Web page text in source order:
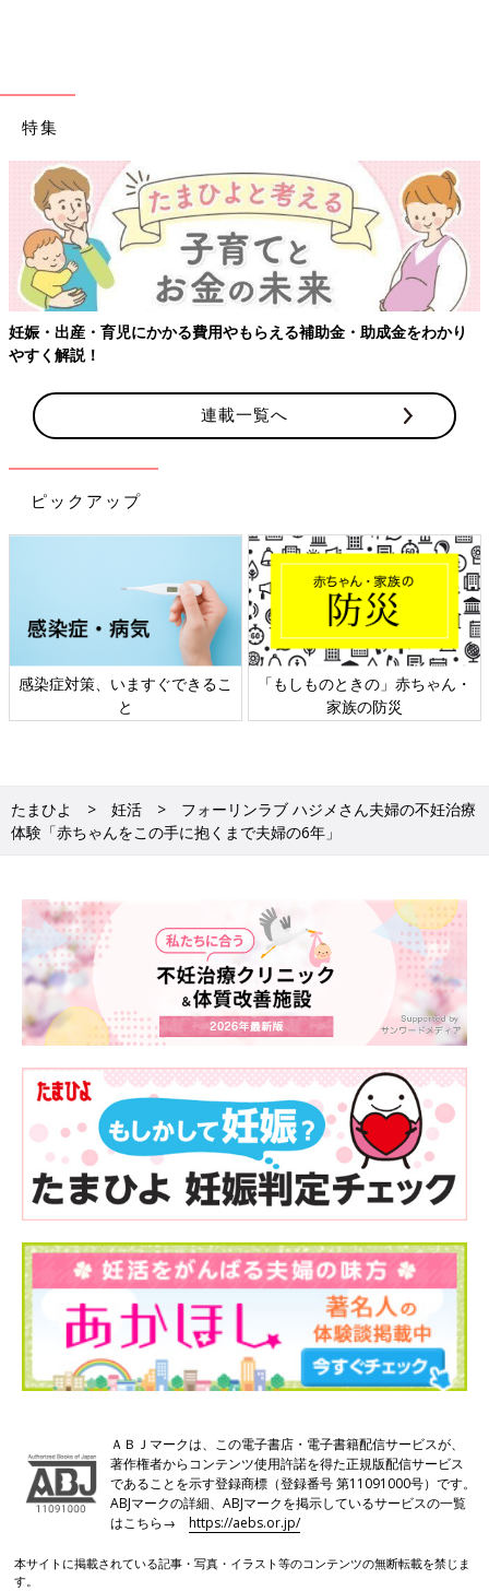
特集
妊娠・出産・育児にかかる費用やもらえる補助金・助成金をわかり
やすく解説！
連載一覧へ
ピックアップ
感染症対策、いますぐできるこ
と
「もしものときの」赤ちゃん・
家族の防災
たまひよ 妊活
フォーリンラブ ハジメさん夫婦の不妊治療
体験「赤ちゃんをこの手に抱くまで夫婦の6年」
ＡＢＪマークは、この電子書店・電子書籍配信サービスが、
著作権者からコンテンツ使用許諾を得た正規版配信サービス
であることを示す登録商標（登録番号 第11091000号）です。
ABJマークの詳細、ABJマークを掲示しているサービスの一覧
はこちら→https://aebs.or.jp/
本サイトに掲載されている記事・写真・イラスト等のコンテンツの無断転載を禁じま
す。